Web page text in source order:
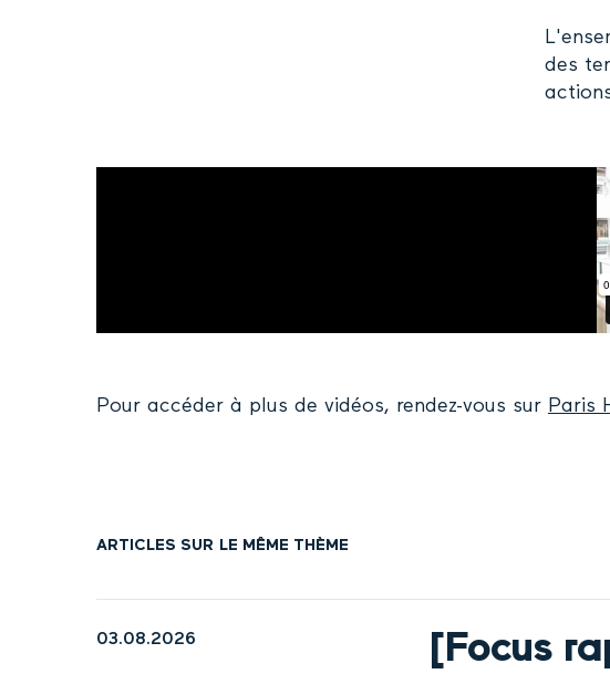
des
Pour accéder à plus de vidéos, rendez-vous sur Paris
ARTICLES SUR LE MÊME THÈME
03.08.2026
[Focus